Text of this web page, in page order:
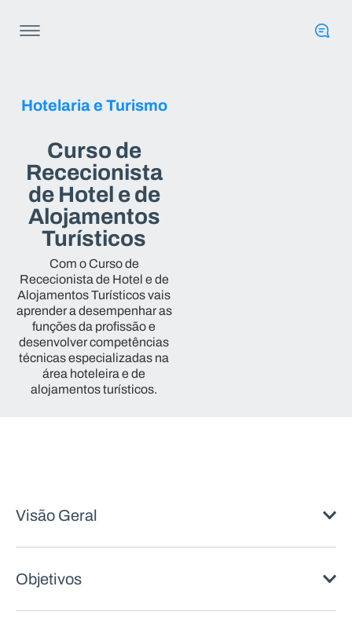
Hotelaria e Turismo
Curso de
Rececionista
de Hotel e de
Alojamentos
Turísticos
Com o Curso de
Rececionista de Hotel e de
Alojamentos Turísticos vais
aprender a desempenhar as
funções da profissão e
desenvolver competências
técnicas especializadas na
área hoteleira e de
alojamentos turísticos.
Visão Geral
Objetivos